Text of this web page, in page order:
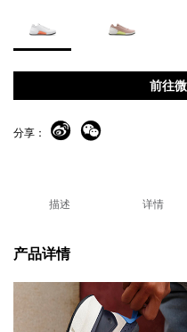
前往
分享：
描述 详情
产品详情